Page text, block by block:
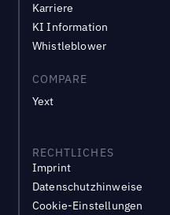
Karriere
KI Information
Whistleblower
COMPARE
Yext
RECHTLICHES
Imprint
Datenschutzhinweise
Cookie-Einstellungen